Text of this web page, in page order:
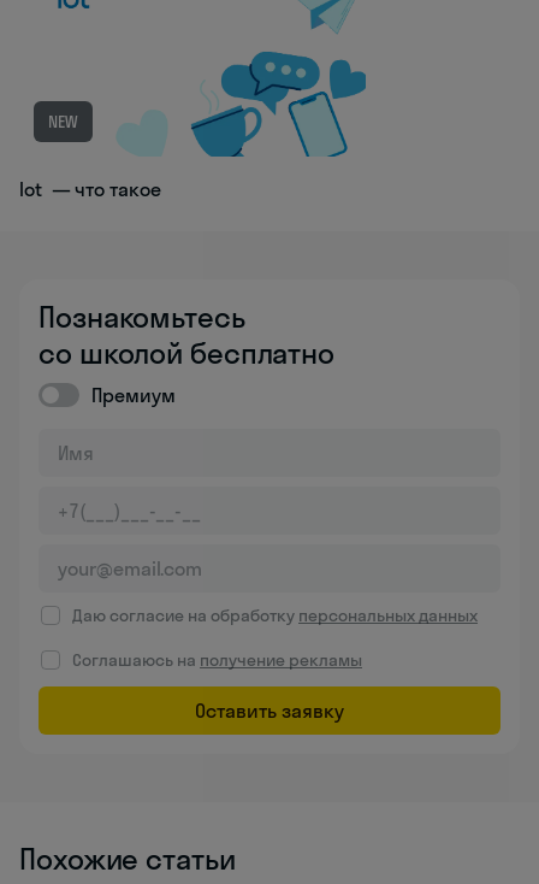
NEW
Iot — что такое
Познакомьтесь
со школой бесплатно
Премиум
Даю согласие на обработку персональных данных
Соглашаюсь на получение рекламы
Оставить заявку
Похожие статьи